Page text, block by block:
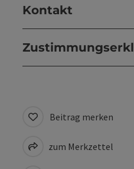
Kontakt
Beitrag merken
zum Merkzettel